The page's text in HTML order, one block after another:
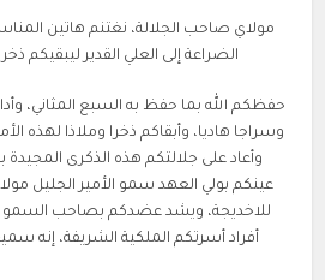
مولاي صاحب الجلالة، نغتنم هاتين
الضراعة إلى العلي القدير ليبقيكم
حفظكم الله بما حفظ به السبع المثاني،
وسراجا هاديا، وأبقاكم ذخرا وملاذا لهذه
وأعاد على جلالتكم هذه الذكرى المجيدة
عينكم بولي العهد سمو الأمير الجليل
للاخديجة، ويشد عضدكم بصاحب السمو
أفراد أسرتكم الملكية الشريفة، إنه